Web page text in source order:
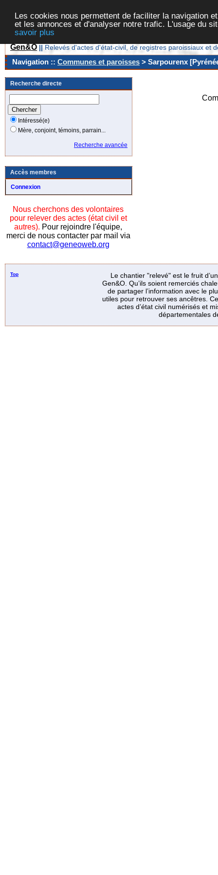
Les cookies nous permettent de faciliter la navigation
et les annonces et d'analyser notre trafic. L'usage du
savoir plus
Gen&O || Relevés d'actes d'état-civil, de registres paroissiaux et
Navigation :: Communes et paroisses > Sarpourenx
Recherche directe
Intéressé(e)
Mère, conjoint, témoins, parrain...
Recherche avancée
Accès membres
Connexion
Nous cherchons des volontaires
pour relever des actes (état civil et
autres). Pour rejoindre l'équipe,
merci de nous contacter par mail via
contact@geneoweb.org
Top
Le chantier "relevé" est le fruit
Gen&O. Qu’ils soient remerciés
de partager l’information avec le
utiles pour retrouver ses ancêtres.
actes d’état civil numérisés et
départementales